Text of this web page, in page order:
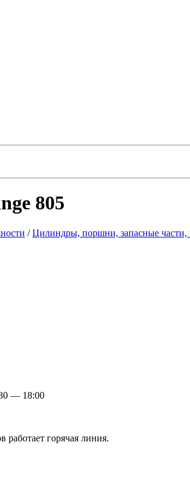
805
/Цилиндры, поршни, запасные части,
— 18:00
горячая линия.